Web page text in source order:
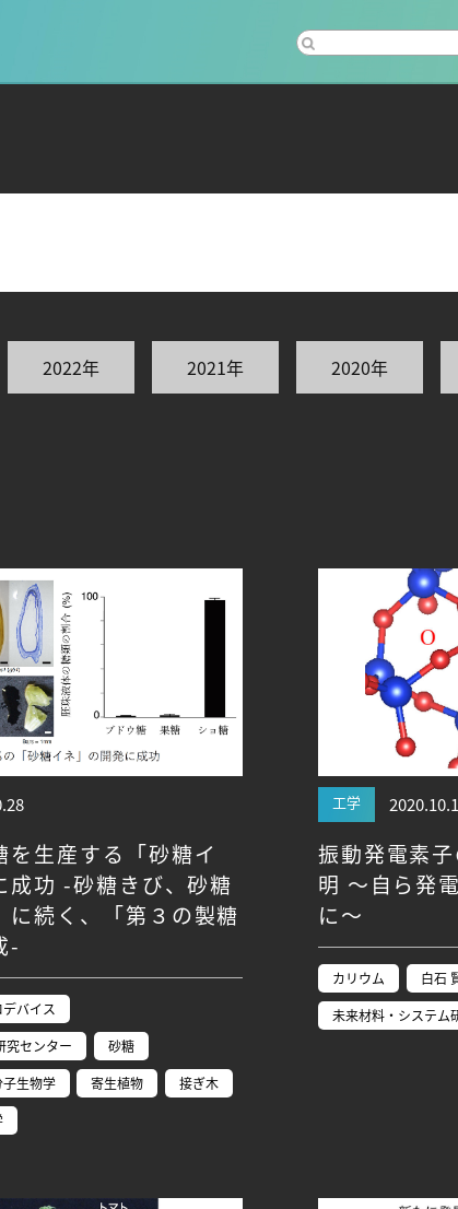
究科 (116) トランスフォーマティブ生命分子研究所 (75)
2022年 2021年 2020年
を⽣産する「砂糖イ
成功 -砂糖きび、砂糖
に続く、「第３の製糖
-
バイス
究センター
砂糖
子生物学 寄生植物
接ぎ木
工学
振動発電素
明 ～自ら発
に～
カリウム 白石
未来材料・システム